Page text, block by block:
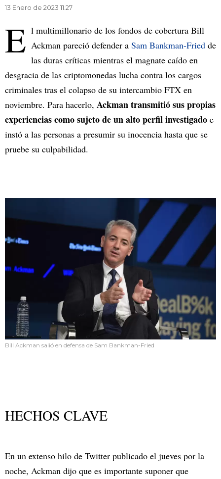
13 Enero de 2023 11.27
E l multimillonario de los fondos de cobertura Bill
Ackman pareció defender a Sam Bankman-Fried de
las duras críticas mientras el magnate caído en
desgracia de las criptomonedas lucha contra los cargos
criminales tras el colapso de su intercambio FTX en
noviembre. Para hacerlo, Ackman transmitió sus propias
experiencias como sujeto de un alto perfil investigado e
instó a las personas a presumir su inocencia hasta que se
pruebe su culpabilidad.
Bill Ackman salió en defensa de Sam Bankman-Fried
HECHOS CLAVE
En un extenso hilo de Twitter publicado el jueves por la
noche, Ackman dijo que es importante suponer que